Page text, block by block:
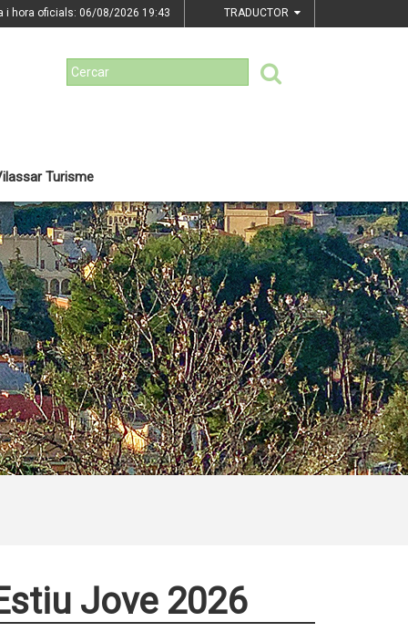
i hora oficials: 06/08/2026 19:43 TRADUCTOR
Turisme
Jove 2026